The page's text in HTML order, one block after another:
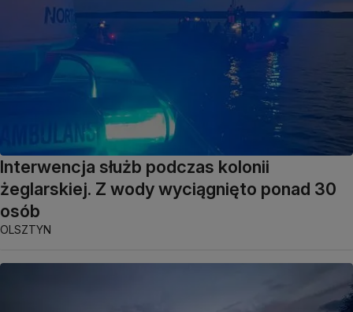
Interwencja służb podczas kolonii
żeglarskiej. Z wody wyciągnięto ponad 30
osób
OLSZTYN